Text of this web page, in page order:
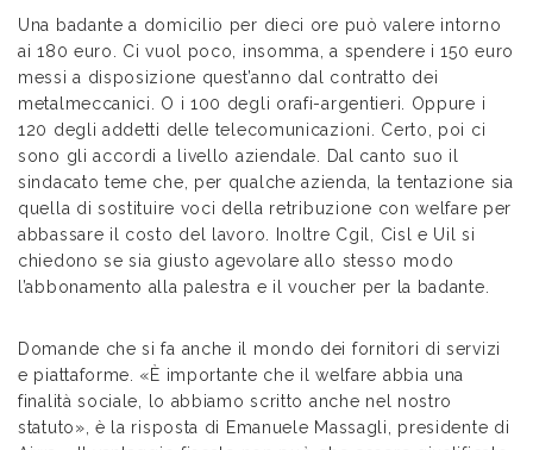
Una badante a domicilio per dieci ore può valere intorno
ai 180 euro. Ci vuol poco, insomma, a spendere i 150 euro
messi a disposizione quest’anno dal contratto dei
metalmeccanici. O i 100 degli orafi-argentieri. Oppure i
120 degli addetti delle telecomunicazioni. Certo, poi ci
sono gli accordi a livello aziendale. Dal canto suo il
sindacato teme che, per qualche azienda, la tentazione sia
quella di sostituire voci della retribuzione con welfare per
abbassare il costo del lavoro. Inoltre Cgil, Cisl e Uil si
chiedono se sia giusto agevolare allo stesso modo
l’abbonamento alla palestra e il voucher per la badante.
Domande che si fa anche il mondo dei fornitori di servizi
e piattaforme. «È importante che il welfare abbia una
finalità sociale, lo abbiamo scritto anche nel nostro
statuto», è la risposta di Emanuele Massagli, presidente di